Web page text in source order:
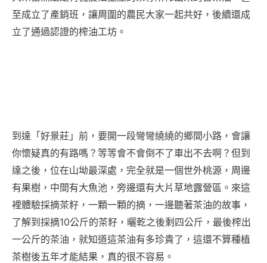
至成立了產銷班，讓周圍的農民大家一起共好，後續還成
立了通過認證的榨油工坊。
到達「好景莊」前，要開一段彎彎繞繞的鄉間小路，會讓
你懷疑真的有路嗎？等等會不會倒不了車出不去啊？但到
達之後，位在山坳最深處，完全就是一個世外桃源，周邊
有果樹，中間有大魚池，旁邊還有大片草地露營區。來這
裡體驗採摘茶籽，一顆一顆的摘，一邊聽著茶油的故事，
了解到採摘10公斤的茶籽，曬乾之後剩四公斤，最後榨出
一公斤的茶油，就知道這茶油有多珍貴了，這還不算種植
茶樹後五年才能結果，真的很不容易。